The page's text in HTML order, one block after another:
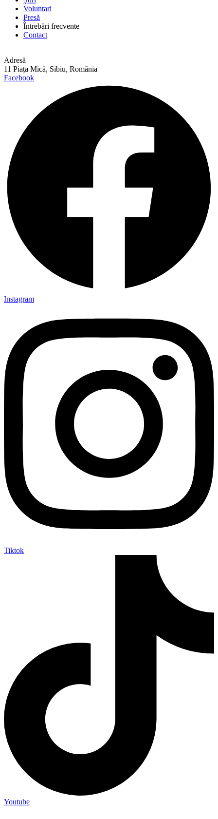
Voluntari
Presă
Întrebări frecvente
Contact
Adresă
11 Piața Mică, Sibiu, România
Facebook
Instagram
Tiktok
Youtube